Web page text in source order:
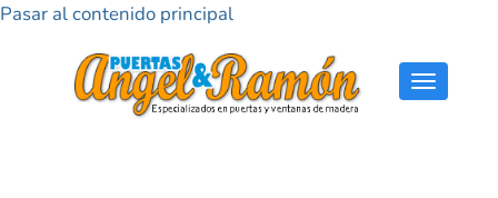
Pasar al contenido principal
Toggle